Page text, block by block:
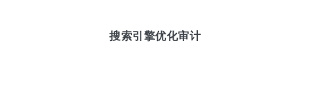
搜索引擎优化审计